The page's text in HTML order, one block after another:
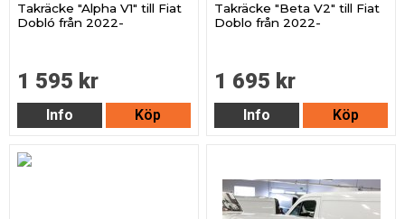
Takräcke "Alpha V1" till Fiat
Dobló från 2022-
1 595 kr
Info Köp
Takräcke "Beta V2" till Fiat
Doblo från 2022-
1 695 kr
Info Köp